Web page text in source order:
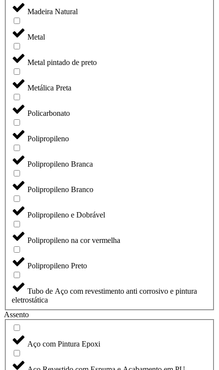
Madeira Natural
Metal
Metal pintado de preto
Metálica Preta
Policarbonato
Polipropileno
Polipropileno Branca
Polipropileno Branco
Polipropileno e Dobrável
Polipropileno na cor vermelha
Polipropileno Preto
Tubo de Aço com revestimento anti corrosivo e pintura
eletrostática
Assento
Aço com Pintura Epoxi